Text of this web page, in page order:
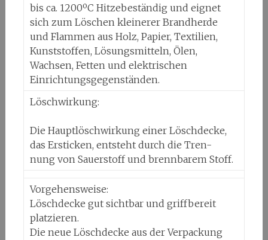
bis ca. 1200ºC Hitzebeständig und eignet
sich zum Löschen kleinerer Brandherde
und Flammen aus Holz, Papier, Textilien,
Kunststoffen, Lösungsmitteln, Ölen,
Wachsen, Fetten und elektrischen
Einrichtungsgegenständen.
Löschwirkung:
Die Hauptlöschwirkung einer Löschdecke,
das Ersticken, entsteht durch die Tren-
nung von Sauerstoff und brennbarem Stoff.
Vorgehensweise:
Löschdecke gut sichtbar und griffbereit
platzieren.
Die neue Löschdecke aus der Verpackung